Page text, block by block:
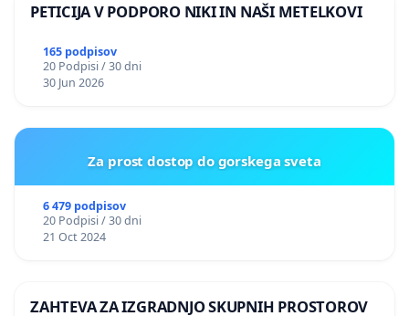
PETICIJA V PODPORO NIKI IN NAŠI METELKOVI
165 podpisov
20 Podpisi / 30 dni
30 Jun 2026
Za prost dostop do gorskega sveta
6 479 podpisov
20 Podpisi / 30 dni
21 Oct 2024
ZAHTEVA ZA IZGRADNJO SKUPNIH PROSTOROV